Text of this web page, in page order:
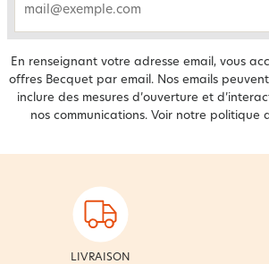
En renseignant votre adresse email, vous
offres Becquet par email. Nos emails
inclure des mesures d’ouverture et
nos communications. Voir notre politique
LIVRAISON